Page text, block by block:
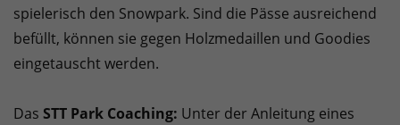
spielerisch den Snowpark. Sind die Pässe ausreichend
befüllt, können sie gegen Holzmedaillen und Goodies
eingetauscht werden.
Das STT Park Coaching: Unter der Anleitung eines